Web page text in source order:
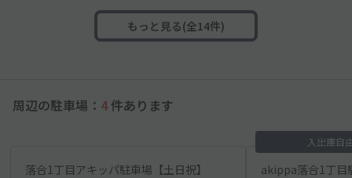
もっと見る(全14件)
周辺の駐車場： 4 件あります
落合1丁目アキッパ駐車場【土日祝】
入出庫自
akippa落合1丁目